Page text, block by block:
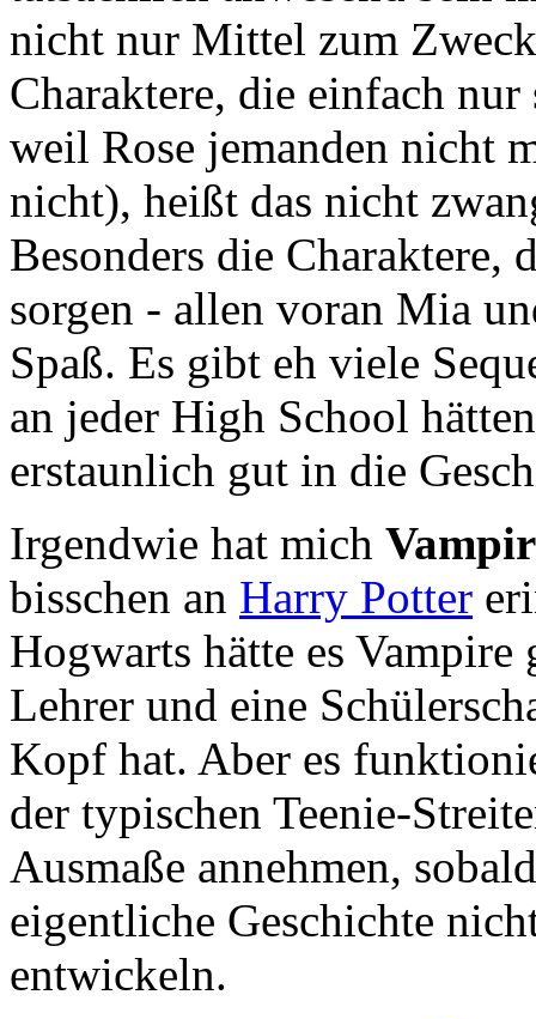
nicht nur Mittel zum
Charaktere, die einfach
weil Rose jemanden nicht
nicht), heißt das nicht
Besonders die Charaktere,
sorgen - allen voran Mia
Spaß. Es gibt eh viele
an jeder High School
erstaunlich gut in die
Irgendwie hat mich
bisschen an Harry Potter
Hogwarts hätte es Vampire
Lehrer und eine
Kopf hat. Aber es
der typischen Teenie-
Ausmaße annehmen,
eigentliche Geschichte
entwickeln.